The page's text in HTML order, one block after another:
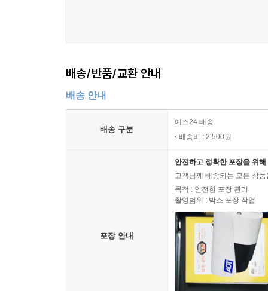
‘제대로’ 화장하는 법을 가르쳐주는 책이다.
여기 강남에서 잘나가는 뷰티 살롱을 운영하는
‘소녀의 첫화장, 시크릿 박스’에는 이 나훈녀가
살롱을 운영하고 있는 이나경 원장이다. 그녀
주에서 미용사·피부미용사·미용교사 자격증과 국
한국으로 돌아온 그녀가 본 것은 화장품 회사
올바른 화장품 사용법에 대한 가이드를 제시하
올바른 ‘아름다움’을 전파하기 위한 이나경 원
안타까웠다. 그리고 소녀들이 아이라이너 대신
배송/반품/교환 안내
배송 안내
배송 구분
예스24 배송
배송비 : 2,500원
포장 안내
안전하고 정확한 포장을 위
고객님께 배송되는 모든 상
목적 : 안전한 포장 관리
촬영범위 : 박스 포장 작업